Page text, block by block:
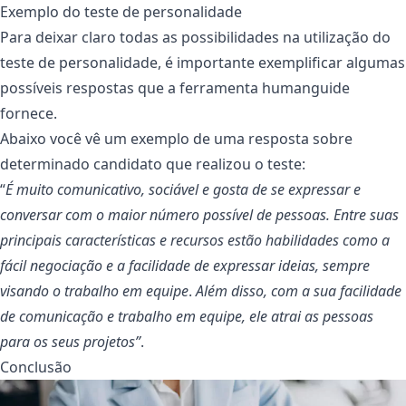
Exemplo do teste de personalidade
Para deixar claro todas as possibilidades na utilização do
teste de personalidade, é importante exemplificar algumas
possíveis respostas que a ferramenta humanguide
fornece.
Abaixo você vê um exemplo de uma resposta sobre
determinado candidato que realizou o teste:
“É muito comunicativo, sociável e gosta de se expressar e
conversar com o maior número possível de pessoas. Entre suas
principais características e recursos estão habilidades como a
fácil negociação e a facilidade de expressar ideias, sempre
visando o trabalho em equipe.Além disso, com a sua facilidade
de comunicação e trabalho em equipe, ele atrai as pessoas
para os seus projetos”.
Conclusão